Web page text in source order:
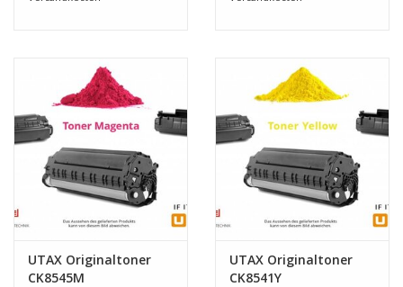
Verlassen Sie sich auf
– für
reibungsloses Drucken ohne Kompromisse.
UTAX Originaltoner
CK8545M
UTAX Originaltoner
CK8541Y